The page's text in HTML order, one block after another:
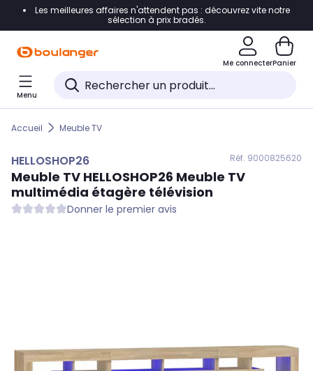
Accéder directement à la navigation
Accéder directement au pied de page
Accéder directement au chatbot
Les meilleures affaires n'attendent pas : découvrez vite notre
sélection à prix bradés.
Me connecterPanier
Menu
Accueil Meuble TV
HELLOSHOP26 Réf. 9000825620
Meuble TV HELLOSHOP26 Meuble TV
multimédia étagère télévision
Donner le premier avis